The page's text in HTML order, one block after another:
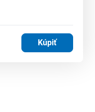
Kúpiť